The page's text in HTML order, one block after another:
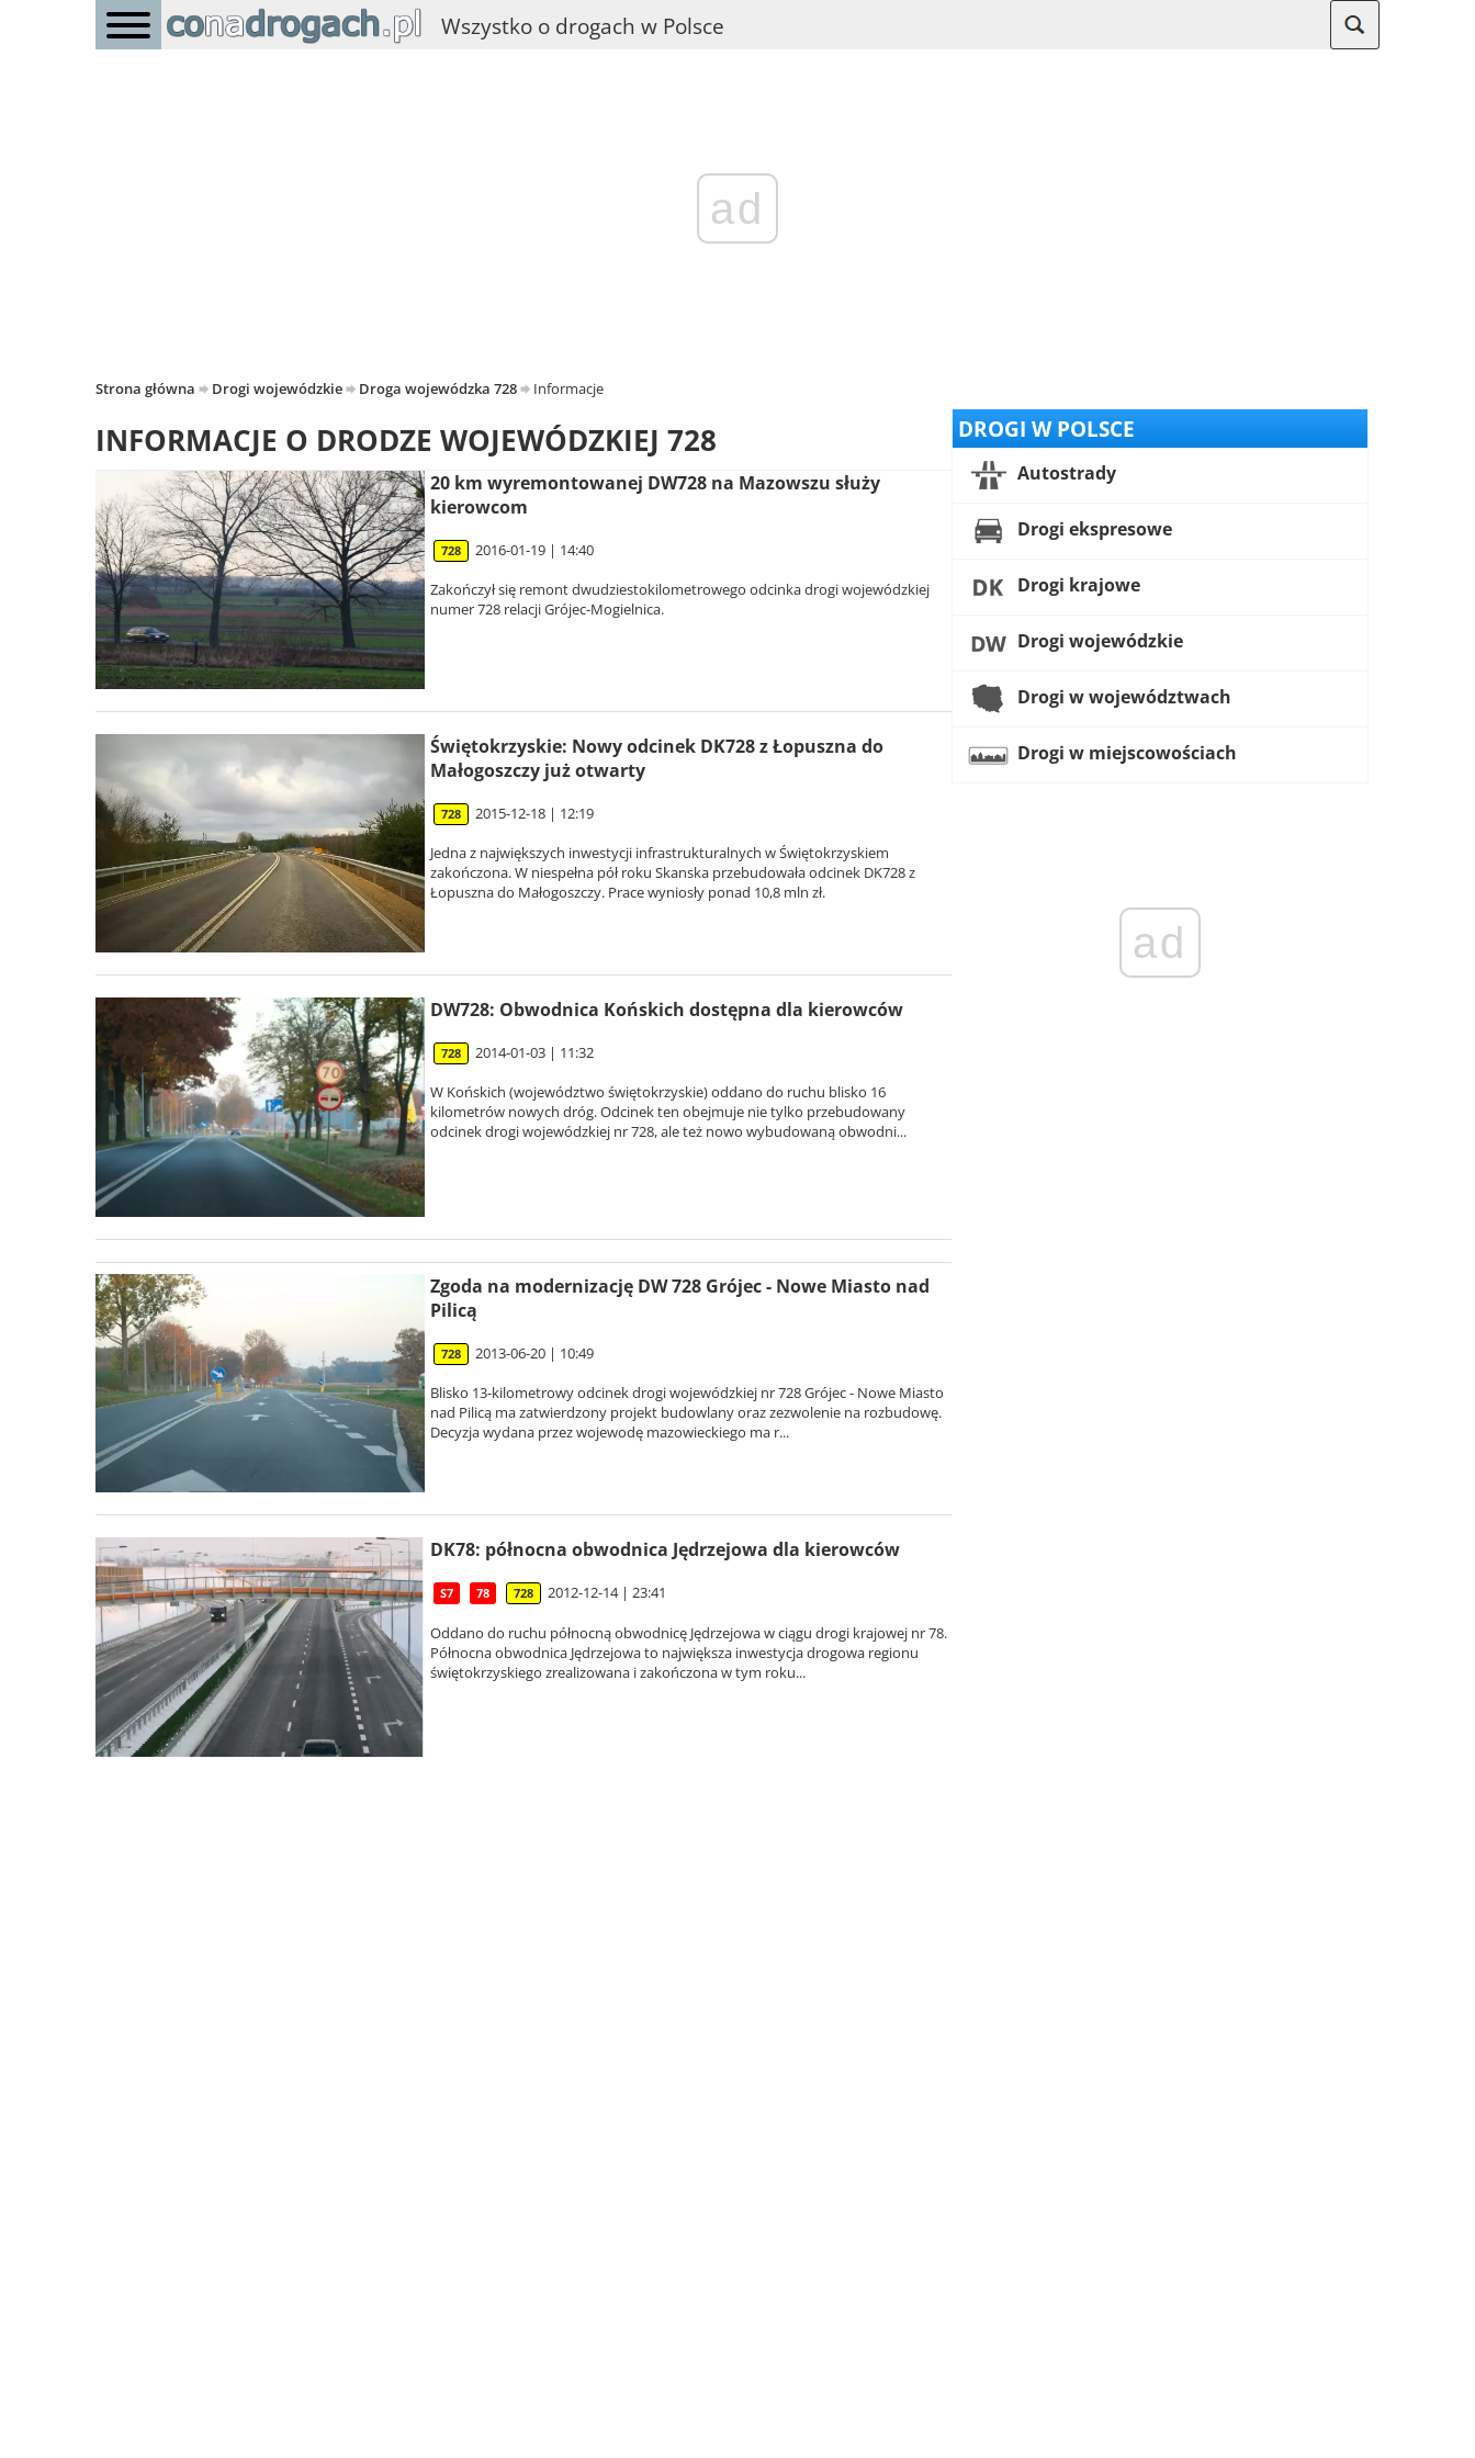
Wszystko o drogach w Polsce
ad
Strona główna Drogi wojewódzkie Droga wojewódzka 728 Informacje
INFORMACJE O DRODZE WOJEWÓDZKIEJ 728
20 km wyremontowanej DW728 na Mazowszu służy
kierowcom
728 2016-01-19 | 14:40
Zakończył się remont dwudziestokilometrowego odcinka drogi wojewódzkiej
numer 728 relacji Grójec-Mogielnica.
Świętokrzyskie: Nowy odcinek DK728 z Łopuszna do
Małogoszczy już otwarty
728 2015-12-18 | 12:19
Jedna z największych inwestycji infrastrukturalnych w Świętokrzyskiem
zakończona. W niespełna pół roku Skanska przebudowała odcinek DK728 z
Łopuszna do Małogoszczy. Prace wyniosły ponad 10,8 mln zł.
DW728: Obwodnica Końskich dostępna dla kierowców
728 2014-01-03 | 11:32
W Końskich (województwo świętokrzyskie) oddano do ruchu blisko 16
kilometrów nowych dróg. Odcinek ten obejmuje nie tylko przebudowany
odcinek drogi wojewódzkiej nr 728, ale też nowo wybudowaną obwodni...
Zgoda na modernizację DW 728 Grójec - Nowe Miasto nad
Pilicą
728 2013-06-20 | 10:49
Blisko 13-kilometrowy odcinek drogi wojewódzkiej nr 728 Grójec - Nowe Miasto
nad Pilicą ma zatwierdzony projekt budowlany oraz zezwolenie na rozbudowę.
Decyzja wydana przez wojewodę mazowieckiego ma r...
DK78: północna obwodnica Jędrzejowa dla kierowców
S7 78 728 2012-12-14 | 23:41
Oddano do ruchu północną obwodnicę Jędrzejowa w ciągu drogi krajowej nr 78.
Północna obwodnica Jędrzejowa to największa inwestycja drogowa regionu
świętokrzyskiego zrealizowana i zakończona w tym roku...
DROGI W POLSCE
Autostrady
Drogi ekspresowe
Drogi krajowe
Drogi wojewódzkie
Drogi w województwach
Drogi w miejscowościach
ad